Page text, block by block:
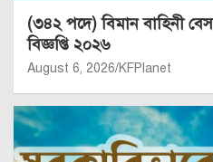
(৩৪২ পদে) বিমান বাহিনী
বিজ্ঞপ্তি ২০২৬
August 6, 2026 KFPlanet